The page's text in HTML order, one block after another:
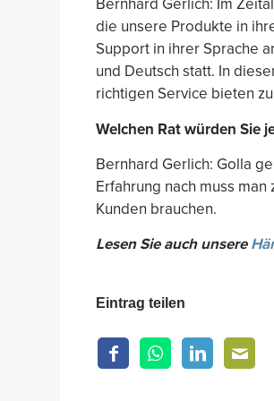
Bernhard Gerlich: Im
die unsere Produkte in
Support in ihrer Sprache
und Deutsch statt. In
richtigen Service bieten
Welchen Rat würden Sie
Bernhard Gerlich: Golla
Erfahrung nach muss
Kunden brauchen.
Lesen Sie auch unsere
Eintrag teilen